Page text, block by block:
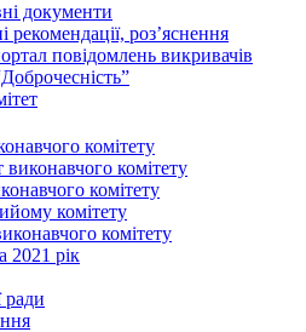
документи
рекомендації, роз’яснення
повідомлень викривачів
комітету
виконавчого комітету
комітету
комітету
комітету
2021 рік
ради